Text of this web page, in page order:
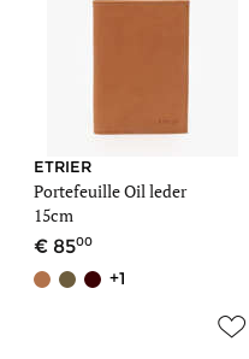
ETRIER
Portefeuille Oil leder
15cm
8500
+1